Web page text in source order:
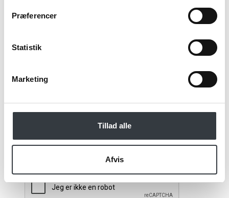
Præferencer
Statistik
Marketing
Tillad alle
Afvis
specialistenspersondatapolitik. *
*Obligatorisk